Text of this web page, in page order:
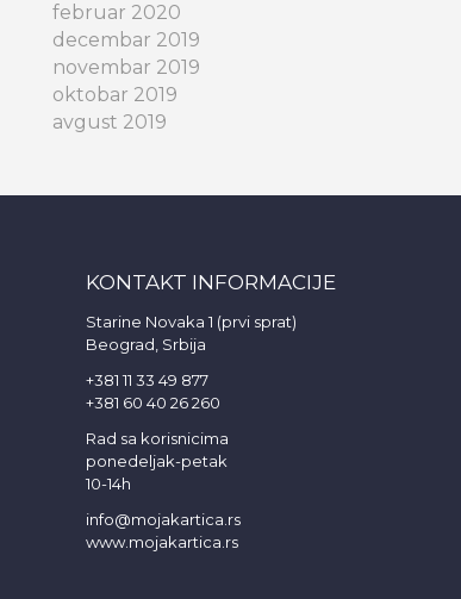
februar 2020
decembar 2019
novembar 2019
oktobar 2019
avgust 2019
KONTAKT INFORMACIJE
Starine Novaka 1 (prvi sprat)
Beograd, Srbija
+381 11 33 49 877
+381 60 40 26 260
Rad sa korisnicima
ponedeljak-petak
10-14h
info@mojakartica.rs
www.mojakartica.rs